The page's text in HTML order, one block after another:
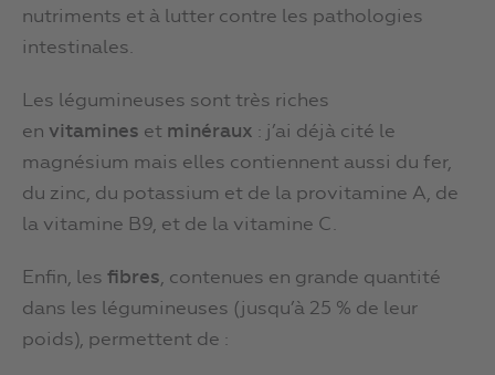
nutriments et à lutter contre les pathologies
intestinales.
Les légumineuses sont très riches
en vitamines et minéraux : j’ai déjà cité le
magnésium mais elles contiennent aussi du fer,
du zinc, du potassium et de la provitamine A, de
la vitamine B9, et de la vitamine C.
Enfin, les fibres, contenues en grande quantité
dans les légumineuses (jusqu’à 25 % de leur
poids), permettent de :